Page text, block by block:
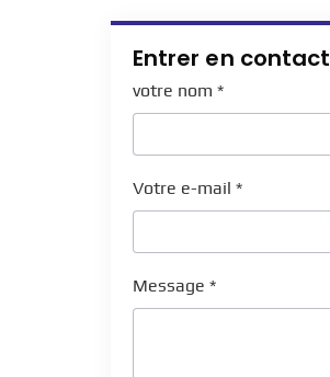
Entrer en contact
votre nom *
Votre e-mail *
Message *